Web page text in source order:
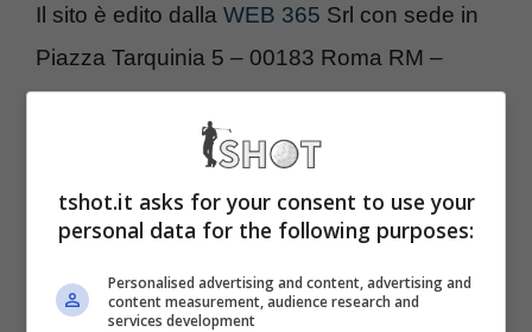
Il sito è edito dalla WEB 365 Srl con sede in
Piazza Tarquinia 5 – 00183 Roma RM –
P.Iva IT12279101005 –
pubblicita@web365.it
Siamo una dei principali player italiani nel
come uno dei più grandi gruppi indipendenti,
tshot.it asks for your consent to use your
personal data for the following purposes:
Personalised advertising and content, advertising and
content measurement, audience research and
services development